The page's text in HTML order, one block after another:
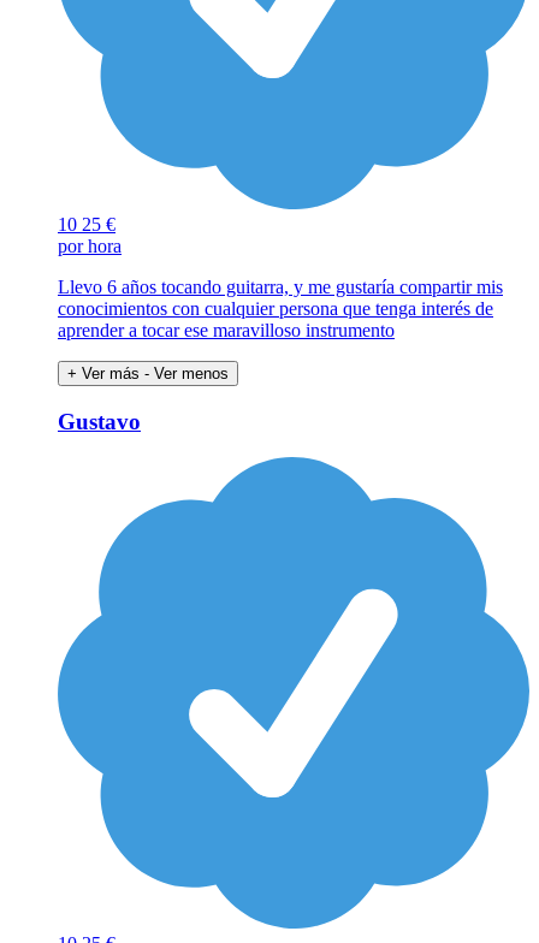
10 25 €
por hora
Llevo 6 años tocando guitarra, y me gustaría compartir mis
conocimientos con cualquier persona que tenga interés de
aprender a tocar ese maravilloso instrumento
+ Ver más - Ver menos
Gustavo